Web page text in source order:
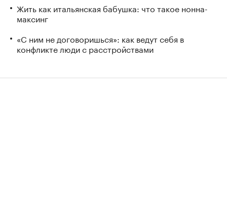
Жить как итальянская бабушка: что такое нонна-
максинг
«С ним не договоришься»: как ведут себя в
конфликте люди с расстройствами